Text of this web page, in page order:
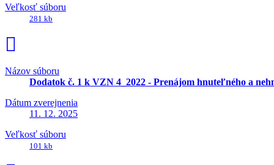
Veľkosť súboru
281 kb
Názov súboru
Dodatok č. 1 k VZN 4_2022 - Prenájom hnuteľného a
Dátum zverejnenia
11. 12. 2025
Veľkosť súboru
101 kb